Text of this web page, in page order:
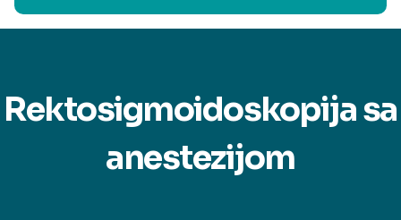
Rektosigmoidoskopija sa
anestezijom